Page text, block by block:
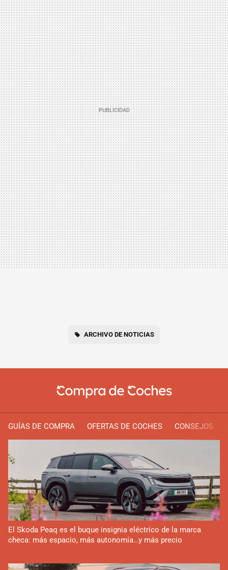
ARCHIVO DE NOTICIAS
GUÍAS DE COMPRA OFERTAS DE COCHES CONSEJOS
El Skoda Peaq es el buque insignia eléctrico de la marca
checa: más espacio, más autonomía…y más precio